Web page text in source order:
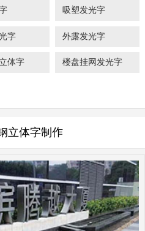
吸塑发光字
字 外露发光字
体字 楼盘挂网发光字
立体字制作